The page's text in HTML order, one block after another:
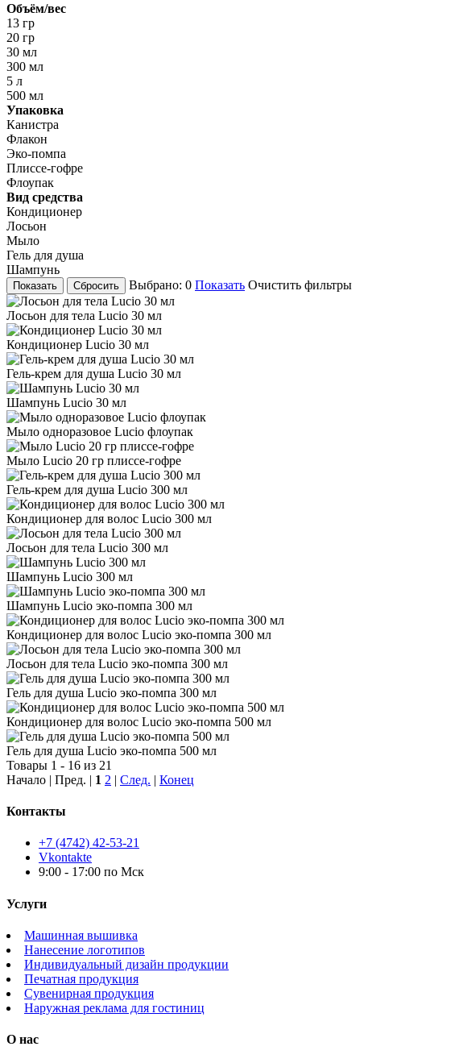
Объём/вес
13 гр
20 гр
30 мл
300 мл
5 л
500 мл
Упаковка
Канистра
Флакон
Эко-помпа
Плиссе-гофре
Флоупак
Вид средства
Кондиционер
Лосьон
Мыло
Гель для душа
Шампунь
Выбрано: 0 Показать Очистить фильтры
Лосьон для тела Lucio 30 мл
Кондиционер Lucio 30 мл
Гель-крем для душа Lucio 30 мл
Шампунь Lucio 30 мл
Мыло одноразовое Lucio флоупак
Мыло Lucio 20 гр плиссе-гофре
Гель-крем для душа Lucio 300 мл
Кондиционер для волос Lucio 300 мл
Лосьон для тела Lucio 300 мл
Шампунь Lucio 300 мл
Шампунь Lucio эко-помпа 300 мл
Кондиционер для волос Lucio эко-помпа 300 мл
Лосьон для тела Lucio эко-помпа 300 мл
Гель для душа Lucio эко-помпа 300 мл
Кондиционер для волос Lucio эко-помпа 500 мл
Гель для душа Lucio эко-помпа 500 мл
Товары 1 - 16 из 21
Начало | Пред. | 1 2 | След. | Конец
Контакты
+7 (4742) 42-53-21
Vkontakte
9:00 - 17:00 по Мск
Услуги
Машинная вышивка
Нанесение логотипов
Индивидуальный дизайн продукции
Печатная продукция
Сувенирная продукция
Наружная реклама для гостиниц
О нас